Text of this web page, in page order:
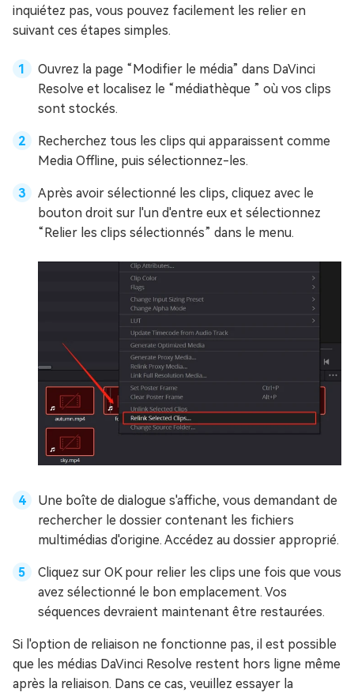
inquiétez pas, vous pouvez facilement les relier en
suivant ces étapes simples.
Ouvrez la page “Modifier le média” dans DaVinci
Resolve et localisez le “médiathèque ” où vos clips
sont stockés.
Recherchez tous les clips qui apparaissent comme
Media Offline, puis sélectionnez-les.
Après avoir sélectionné les clips, cliquez avec le
bouton droit sur l'un d'entre eux et sélectionnez
“Relier les clips sélectionnés” dans le menu.
Une boîte de dialogue s'affiche, vous demandant de
rechercher le dossier contenant les fichiers
multimédias d'origine. Accédez au dossier approprié.
Cliquez sur OK pour relier les clips une fois que vous
avez sélectionné le bon emplacement. Vos
séquences devraient maintenant être restaurées.
Si l'option de reliaison ne fonctionne pas, il est possible
que les médias DaVinci Resolve restent hors ligne même
après la reliaison. Dans ce cas, veuillez essayer la